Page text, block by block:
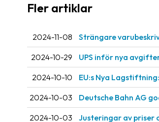
Fler artiklar
2024-11-08 Strängare
2024-10-29 UPS inför nya
2024-10-10 EU:s Nya
2024-10-03 Deutsche Bahn AG
2024-10-03 Justeringar av priser